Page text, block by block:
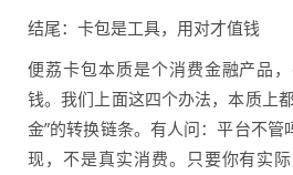
结尾：卡包是工具，用对才值钱
便荔卡包本质是个消费金融产品
钱。我们上面这四个办法，本质上
金”的转换链条。有人问：平台不
现，不是真实消费。只要你有实